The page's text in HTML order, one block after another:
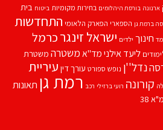
ארנונה בורסת היהלומים בחירות מקומיות ביטוח בית
ברמת גן הספארי הפארק הלאומי התחדשות
חינוך ילדים ישראל זינגרכרמל
ליעד אילנימד''אמשטרה משטרת
נדל''ן נופש ספורט עורך דין עיריית
קורונה רועי ברזילי רכב רמת גן תאונות
38